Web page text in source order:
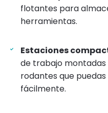
flotantes para
herramientas.
Estaciones
de trabajo
rodantes que
fácilmente.